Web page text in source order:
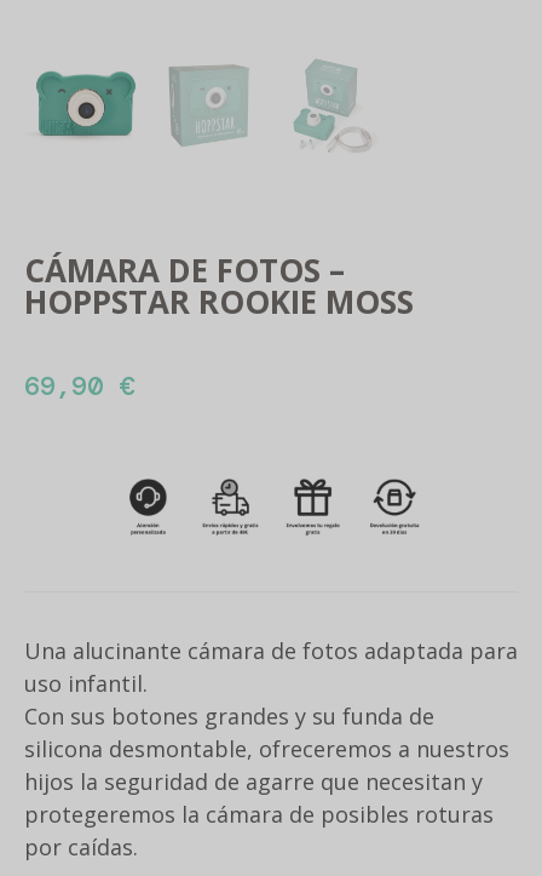
CÁMARA DE FOTOS –
HOPPSTAR ROOKIE MOSS
69,90 €
Una alucinante cámara de fotos adaptada para
uso infantil.
Con sus botones grandes y su funda de
silicona desmontable, ofreceremos a nuestros
hijos la seguridad de agarre que necesitan y
protegeremos la cámara de posibles roturas
por caídas.